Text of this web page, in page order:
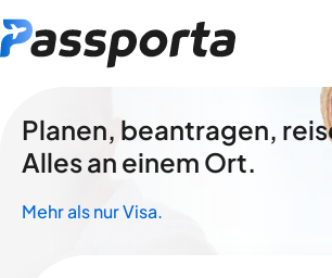
Planen, beantragen,
Alles an einem Ort.
Mehr als nur Visa.